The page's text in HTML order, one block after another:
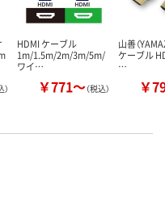
）
HDMI ケーブル
1m/1.5m/2m/3m/5m/
ワイ…
￥771～（税込）
山善（
ケーブル
…
￥